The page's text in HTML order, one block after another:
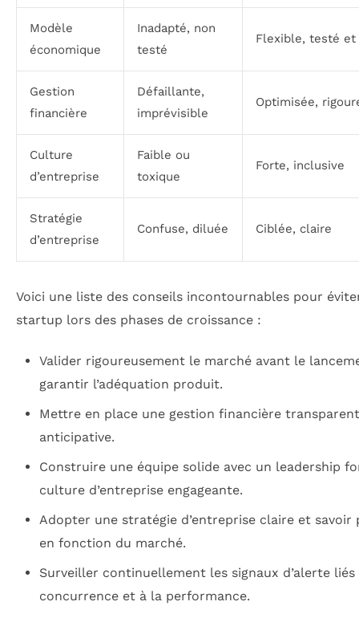
Modèle
économique
Inadapté, non
testé
Flexible, testé et
Gestion
financière
Défaillante,
imprévisible
Optimisée,
Culture
d’entreprise
Faible ou
toxique
Forte, inclusive
Stratégie
d’entreprise
Confuse, diluée Ciblée, claire
Voici une liste des conseils incontournables pour
startup lors des phases de croissance :
Valider rigoureusement le marché avant le
garantir l’adéquation produit.
Mettre en place une gestion financière
anticipative.
Construire une équipe solide avec un leadership
culture d’entreprise engageante.
Adopter une stratégie d’entreprise claire et savoir
en fonction du marché.
Surveiller continuellement les signaux d’alerte liés
concurrence et à la performance.